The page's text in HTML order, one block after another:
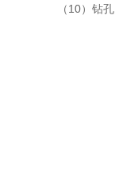
（10）钻